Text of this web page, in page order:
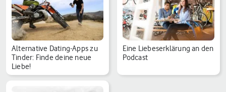
Alternative Dating-Apps zu
Tinder: Finde deine neue
Liebe!
Eine Liebeserklärung an den
Podcast